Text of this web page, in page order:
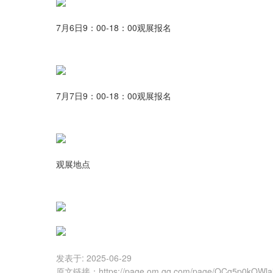
7月6日9：00-18：00观展报名
7月7日9：00-18：00观展报名
观展地点
发表于: 2025-06-29